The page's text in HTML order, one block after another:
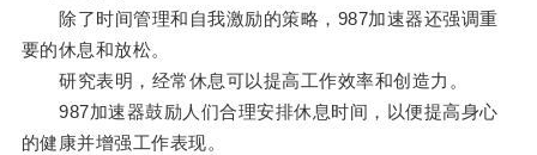
除了时间管理和自我激励的策略，987加速器还强调重
要的休息和放松。
研究表明，经常休息可以提高工作效率和创造力。
987加速器鼓励人们合理安排休息时间，以便提高身心
的健康并增强工作表现。